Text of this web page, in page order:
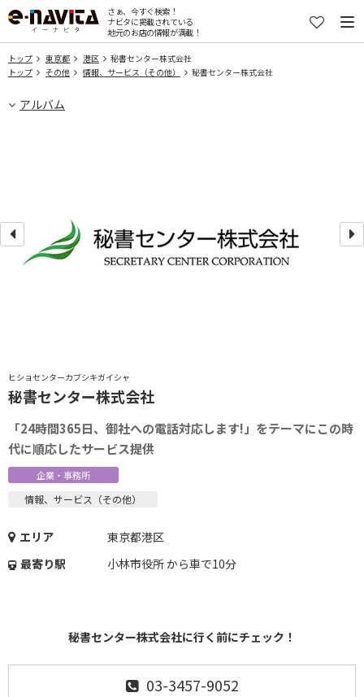
さぁ、今すぐ検索！
ナビタに掲載されている
地元のお店の情報が満載！
トップ 東京都 港区
秘書センター株式会社
トップ
その他 情報、サービス（その他） 秘書センター株式会社
アルバム
ヒショセンターカブシキガイシャ
秘書センター株式会社
「24時間365日、御社への電話対応します!」をテーマにこの時
代に順応したサービス提供
企業・事務所
情報、サービス（その他）
エリア
東京都港区
最寄り駅
小林市役所 から車で10分
秘書センター株式会社に行く前にチェック！
03-3457-9052